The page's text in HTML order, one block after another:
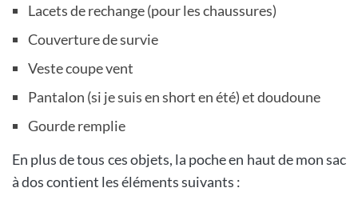
Lacets de rechange (pour les chaussures)
Couverture de survie
Veste coupe vent
Pantalon (si je suis en short en été) et doudoune
Gourde remplie
En plus de tous ces objets, la poche en haut de mon sac
à dos contient les éléments suivants :